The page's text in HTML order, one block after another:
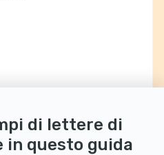
di lettere di
in questo guida